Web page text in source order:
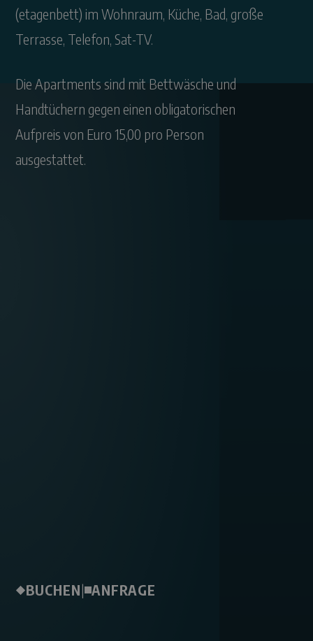
(etagenbett) im Wohnraum, Küche, Bad, große
Terrasse, Telefon, Sat-TV.
Die Apartments sind mit Bettwäsche und
Handtüchern gegen einen obligatorischen
Aufpreis von Euro 15,00 pro Person
ausgestattet.
BUCHEN| ANFRAGE